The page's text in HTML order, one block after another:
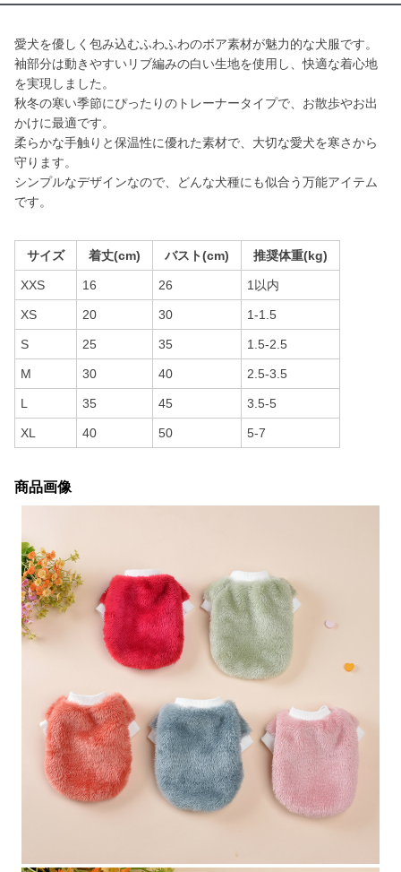
愛犬を優しく包み込むふわふわのボア素材が魅力的な犬服です。
袖部分は動きやすいリブ編みの白い生地を使用し、快適な着心地
を実現しました。
秋冬の寒い季節にぴったりのトレーナータイプで、お散歩やお出
かけに最適です。
柔らかな手触りと保温性に優れた素材で、大切な愛犬を寒さから
守ります。
シンプルなデザインなので、どんな犬種にも似合う万能アイテム
です。
サイズ 着丈(cm) バスト(cm) 推奨体重(kg)
XXS 16 26 1以内
XS 20 30 1-1.5
S 25 35 1.5-2.5
M 30 40 2.5-3.5
L 35 45 3.5-5
XL 40 50 5-7
商品画像